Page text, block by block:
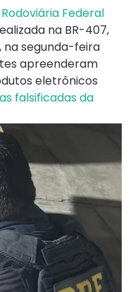
Federal
na BR-407,
na segunda-feira
apreenderam
eletrônicos
falsificadas da